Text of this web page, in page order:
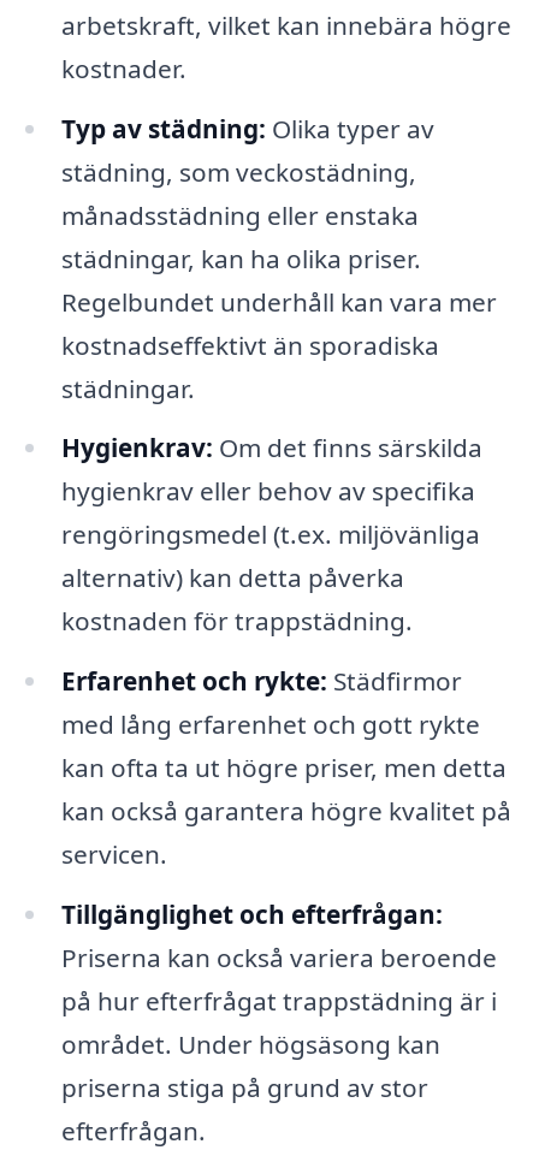
arbetskraft, vilket kan innebära högre
kostnader.
Typ av städning: Olika typer av
städning, som veckostädning,
månadsstädning eller enstaka
städningar, kan ha olika priser.
Regelbundet underhåll kan vara mer
kostnadseffektivt än sporadiska
städningar.
Hygienkrav: Om det finns särskilda
hygienkrav eller behov av specifika
rengöringsmedel (t.ex. miljövänliga
alternativ) kan detta påverka
kostnaden för trappstädning.
Erfarenhet och rykte: Städfirmor
med lång erfarenhet och gott rykte
kan ofta ta ut högre priser, men detta
kan också garantera högre kvalitet på
servicen.
Tillgänglighet och efterfrågan:
Priserna kan också variera beroende
på hur efterfrågat trappstädning är i
området. Under högsäsong kan
priserna stiga på grund av stor
efterfrågan.